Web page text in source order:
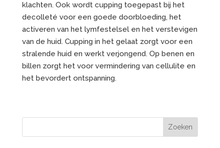
klachten. Ook wordt cupping toegepast bij het
decolleté voor een goede doorbloeding, het
activeren van het lymfestelsel en het verstevigen
van de huid. Cupping in het gelaat zorgt voor een
stralende huid en werkt verjongend. Op benen en
billen zorgt het voor vermindering van cellulite en
het bevordert ontspanning.
Zoeken